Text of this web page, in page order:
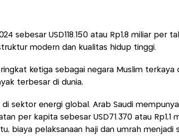
sebesar USD118.150 atau Rp1,8 miliar per
modern dan kualitas hidup tinggi.
ketiga sebagai negara Muslim terkaya
terbesar di dunia,
sektor energi global. Arab Saudi
per kapita sebesar USD71.370 atau Rp1,1
biaya pelaksanaan haji dan umrah menjadi